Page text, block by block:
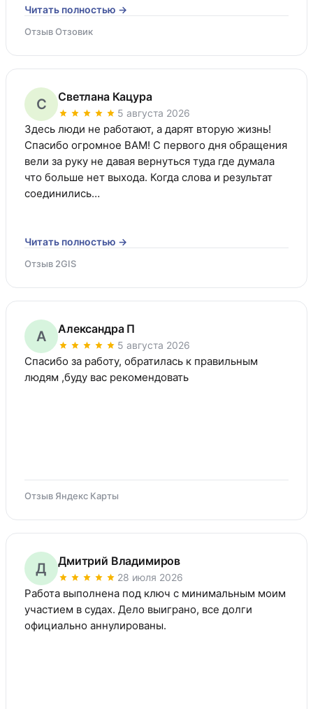
Читать полностью →
Отзыв Отзовик
С Светлана Кацура
5 августа 2026
Здесь люди не работают, а дарят вторую жизнь!
Спасибо огромное ВАМ! С первого дня обращения
вели за руку не давая вернуться туда где думала
что больше нет выхода. Когда слова и результат
соединились…
Читать полностью →
Отзыв 2GIS
А Александра П
5 августа 2026
Спасибо за работу, обратилась к правильным
людям ,буду вас рекомендовать
Отзыв Яндекс Карты
Д Дмитрий Владимиров
28 июля 2026
Работа выполнена под ключ с минимальным моим
участием в судах. Дело выиграно, все долги
официально аннулированы.